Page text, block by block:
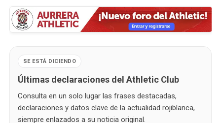
SE ESTÁ DICIENDO
Últimas declaraciones del Athletic Club
Consulta en un solo lugar las frases destacadas,
declaraciones y datos clave de la actualidad rojiblanca,
siempre enlazados a su noticia original.